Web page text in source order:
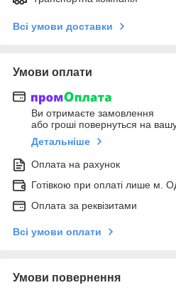
Всі умови доставки
Умови оплати
Ви отримаєте замовлення
або гроші повернуться на
Детальніше
Оплата на рахунок
Готівкою при оплаті лише м.
Оплата за реквізитами
Всі умови оплати
Умови повернення